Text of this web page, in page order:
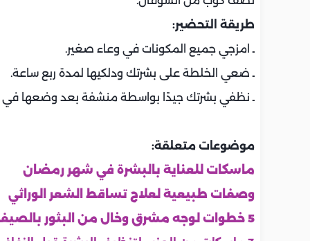
طريقة التحضير:
ـ امزجي جميع المكونات في وعاء صغير.
ـ ضعي الخلطة على بشرتك ودلكيها لمدة ربع ساعة.
ـ نظفي بشرتك جيدًا بواسطة منشفة بعد وضعها في
موضوعات متعلقة:
ماسكات للعناية بالبشرة في شهر رمضان
وصفات طبيعية لعلاج تساقط الشعر الوراثي
5 خطوات لوجه مشرق وخال من البثور بالصيف